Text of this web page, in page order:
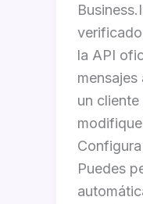
la API
un
Puedes